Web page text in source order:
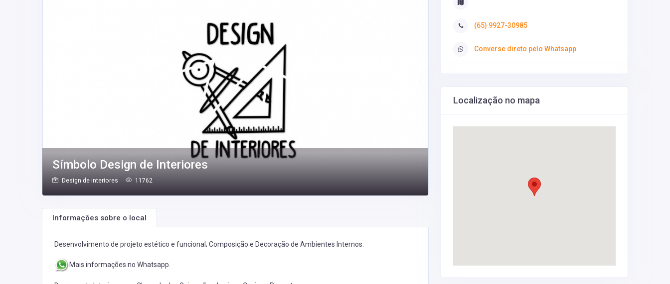
Símbolo Design de Interiores
Design de interiores 11762
Informações sobre o local
Desenvolvimento de projeto estético e funcional; Composição e Decoração de Ambientes Internos.
Mais informações no Whatsapp.
(65) 9927-30985
Converse direto pelo Whatsapp
Localização no mapa